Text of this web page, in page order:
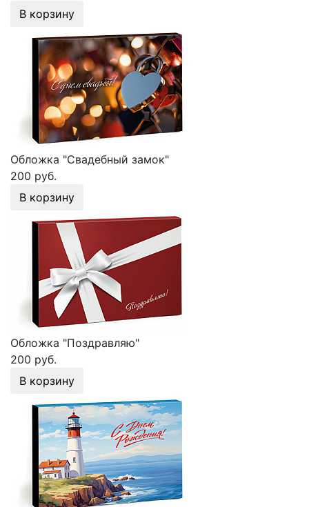
В корзину
Обложка "Свадебный замок"
200 руб.
В корзину
Обложка "Поздравляю"
200 руб.
В корзину